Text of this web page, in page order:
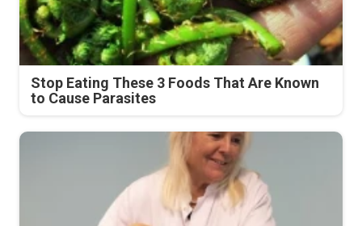
Stop Eating These 3 Foods That Are Known
to Cause Parasites